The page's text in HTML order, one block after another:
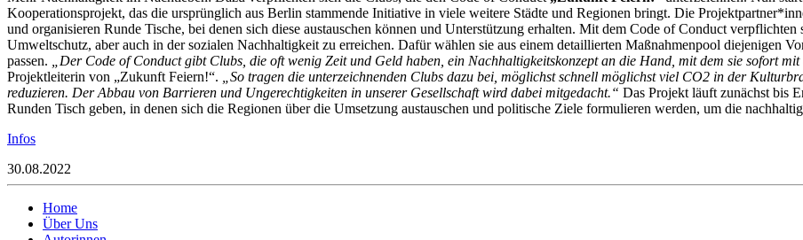
Kooperationsprojekt, das die ursprünglich aus Berlin stammende Initiative in viele weitere Städte und Regionen bringt. Die
und organisieren Runde Tische, bei denen sich diese austauschen können und Unterstützung erhalten. Mit dem Code of Conduct
Umweltschutz, aber auch in der sozialen Nachhaltigkeit zu erreichen. Dafür wählen sie aus einem detaillierten Maßnahmenpool diejenigen
passen.
„Der Code of Conduct gibt Clubs, die oft wenig Zeit und Geld haben, ein Nachhaltigkeitskonzept an die Hand, mit dem sie sofort
Projektleiterin von „Zukunft Feiern!“.
„So tragen die unterzeichnenden Clubs dazu bei, möglichst schnell möglichst viel CO2 in der
reduzieren. Der Abbau von Barrieren und Ungerechtigkeiten in unserer Gesellschaft wird dabei mitgedacht.“ Das Projekt läuft zunächst bis
Runden Tisch geben, in denen sich die Regionen über die Umsetzung austauschen und politische Ziele formulieren werden, um die
Infos
30.08.2022
Home
Über Uns